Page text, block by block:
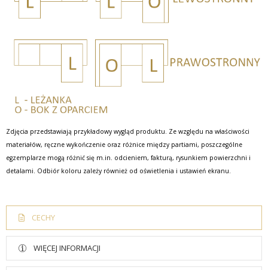
Zdjęcia przedstawiają przykładowy wygląd produktu. Ze względu na właściwości
materiałów, ręczne wykończenie oraz różnice między partiami, poszczególne
egzemplarze mogą różnić się m.in. odcieniem, fakturą, rysunkiem powierzchni i
detalami. Odbiór koloru zależy również od oświetlenia i ustawień ekranu.
CECHY
WIĘCEJ INFORMACJI